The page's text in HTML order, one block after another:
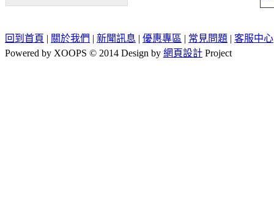
回到首頁 | 關於我們 | 新聞訊息 | 優惠專區 | 常見問題 | 客服中心
Powered by XOOPS © 2014 Design by 網頁設計 Project